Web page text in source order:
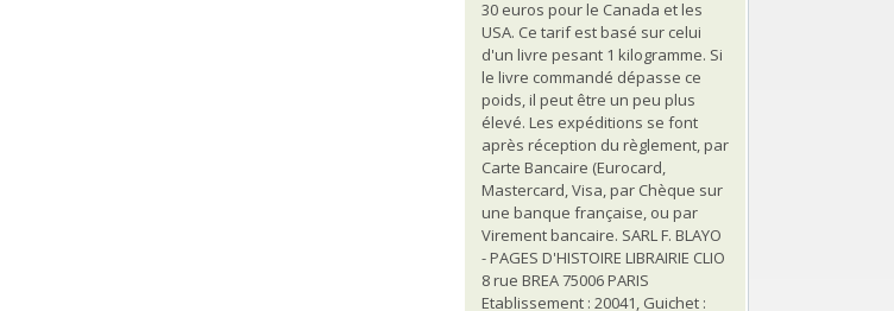
30 euros pour le Canada et les
USA. Ce tarif est basé sur celui
d'un livre pesant 1 kilogramme. Si
le livre commandé dépasse ce
poids, il peut être un peu plus
élevé. Les expéditions se font
après réception du règlement, par
Carte Bancaire (Eurocard,
Mastercard, Visa, par Chèque sur
une banque française, ou par
Virement bancaire. SARL F. BLAYO
- PAGES D'HISTOIRE LIBRAIRIE CLIO
8 rue BREA 75006 PARIS
Etablissement : 20041, Guichet :